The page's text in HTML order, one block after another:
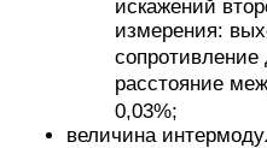
искажений
измерения:
расстояние
0,03%;
величина